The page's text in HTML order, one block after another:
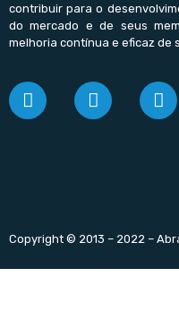
contribuir para o
do mercado e de seus
melhoria contínua e eficaz de
Copyright © 2013 – 2022 –